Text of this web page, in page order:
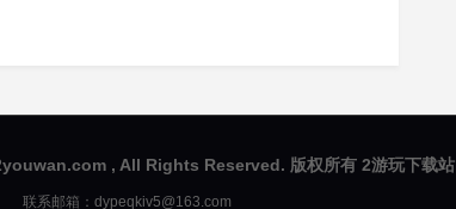
, All Rights Reserved. 版权所有 2游玩下载站
联系邮箱：dypeqkiv5@163.com